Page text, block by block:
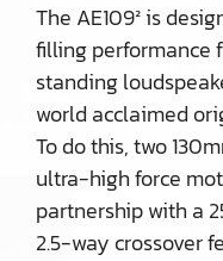
The AE109² is
filling performance
standing
world acclaimed
To do this, two
ultra-high force
partnership with a
2.5-way crossover